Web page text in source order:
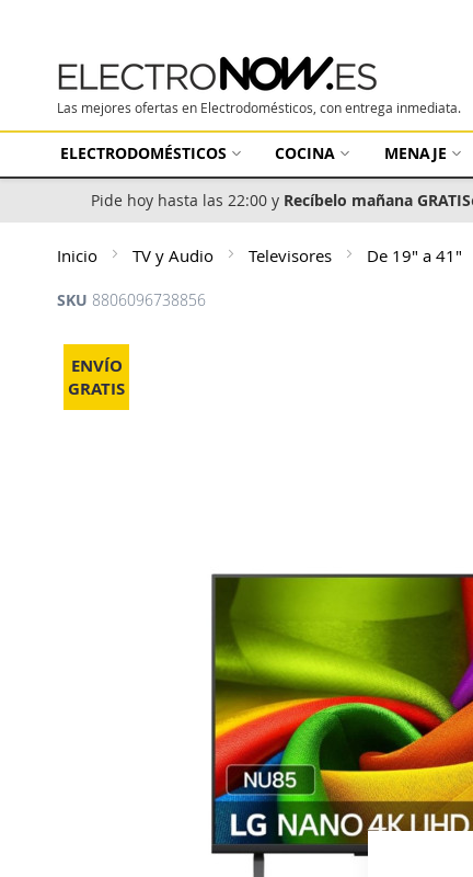
Las mejores ofertas en Electrodomésticos, con entrega inmediata.
ELECTRODOMÉSTICOS COCINA MENAJE
Pide hoy hasta las 22:00 y Recíbelo mañana GRATIS
Inicio TV y Audio Televisores De 19" a 41"
ENVÍO
GRATIS
SKU 8806096738856
Saltar
final
de